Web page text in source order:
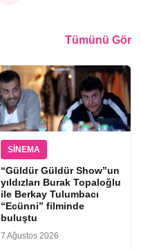
Tümünü Gör
SINEMA
“Güldür Güldür Show”un
yıldızları Burak Topaloğlu
ile Berkay Tulumbacı
“Ecünni” filminde
buluştu
7 Ağustos 2026